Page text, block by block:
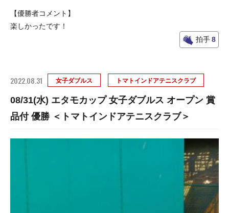
【優勝者コメント】
楽しかったです！
拍手8
2022.08.31 女子ダブルス トマトインドアテニスクラブ
08/31(水) エタモカップ 女子ダブルス オープン 賞
品付 優勝 ＜トマトインドアテニスクラブ＞